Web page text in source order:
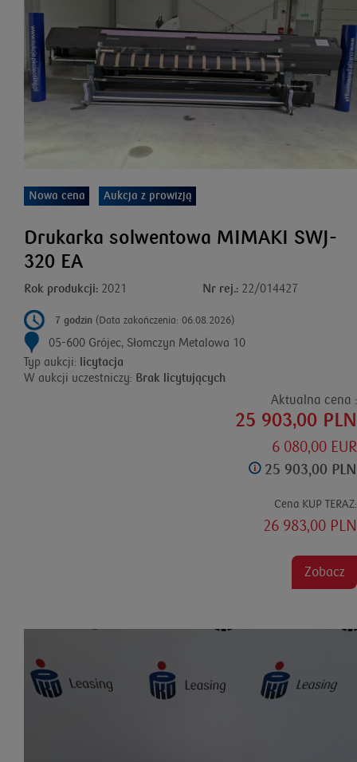
Nowa cena Aukcja z prowizją
Drukarka solwentowa MIMAKI SWJ-
320 EA
Rok produkcji: 2021 Nr rej.: 22/014427
Aktualna cena :
25 903,00 PLN
6 080,00 EUR
25 903,00 PLN
Cena KUP TERAZ:
26 983,00 PLN
Zobacz
7 godzin (Data zakończenia: 06.08.2026)
05-600 Grójec, Słomczyn Metalowa 10
Typ aukcji: licytacja
W aukcji uczestniczy: Brak licytujących